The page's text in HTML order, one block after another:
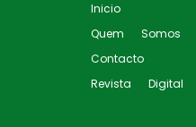
Inicio
Quem Somos
Contacto
Revista Digital